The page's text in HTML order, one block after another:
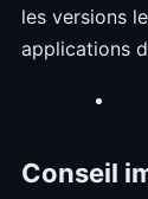
les versions
applications
Conseil